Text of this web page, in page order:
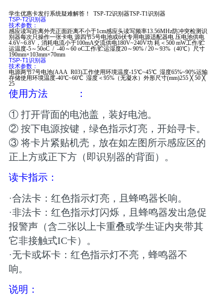
学生优惠卡发行系统疑难解答！ TSP-T2识别器TSP-T1识别器
TSP-T2识别器
技术参数：
感应读写距离外壳正面距离不小于1cm感应头读写频率13.56MHz防冲突检测识
别器每次只操作一张卡电 源四节5号电池或6伏专用电源适配器电 压电池供电
4.6V~6.8V，消耗电流小于100mA交流供电180V~240V功 耗＜500 mW工作/贮
运温度-5～50oC / -40～60 oC工作/贮运湿度20～90% / 20～93%（40℃）尺寸
190mm×103mm×70mm
TSP-T1识别器
技术参数：
电源两节7号电池(AAA R03)工作使用环境温度-15℃~45℃ 湿度65%~90%运输
存储使用环境温度-40℃~60℃ 湿度＜95%（无凝水）外形尺寸(mm)255 ╳ 50 ╳
25
使用方法
：
① 打开背面的电池盖，装好电池。
② 按下电源按键，绿色指示灯亮，开始寻卡。
③ 将卡片紧贴机壳，放在如左图所示感应区的
正上方或正下方（即识别器的背面）。
读卡指示：
·合法卡：红色指示灯亮，且蜂鸣器长响。
·非法卡：红色指示灯闪烁，且蜂鸣器发出急促
报警声（含二张以上卡重叠或学生证内夹带其
它非接触式IC卡）。
·无卡或坏卡：红色指示灯不亮，蜂鸣器不
响。
说明：